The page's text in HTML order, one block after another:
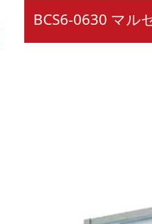
BCS6-0630 マル